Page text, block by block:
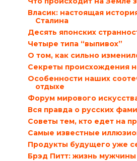
Власик: настоящая
Сталина
Десять японских
Четыре типа “выпивох”
О том, как сильно
Секреты происхождения
Особенности наших
отдыхе
Форум мирового
Вся правда о русских
Советы тем, кто едет на
Самые известные
Продукты будущего уже
Брэд Питт: жизнь